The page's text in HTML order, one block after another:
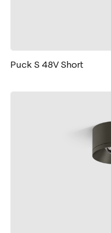
Puck S 48V Short